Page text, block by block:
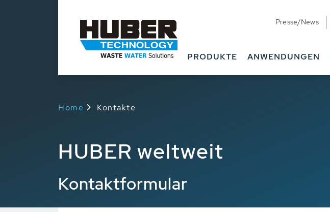
Presse/News
PRODUKTE ANWENDUNGEN
Home Kontakte
HUBER weltweit
Kontaktformular